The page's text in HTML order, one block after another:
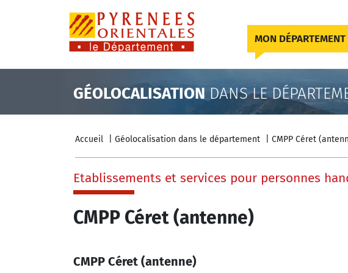
MON DÉPARTEMENT
GÉOLOCALISATION DANS LE
Accueil Géolocalisation dans le département CMPP Céret
Etablissements et services pour personnes
CMPP Céret (antenne)
CMPP Céret (antenne)